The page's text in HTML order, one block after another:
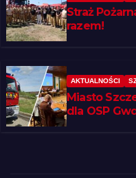
Straż
razem!
AKTUALNOŚCI
Miasto
dla OSP